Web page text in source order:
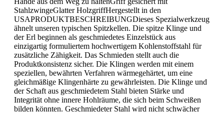
StahlzwingeGlatter HolzgriffHergestellt in den
USAPRODUKTBESCHREIBUNGDieses Spezialwerkzeug
ähnelt unseren typischen Spitzkellen. Die spitze Klinge und
der Erl beginnen als geschmiedetes Einzelstück aus
einzigartig formuliertem hochwertigem Kohlenstoffstahl für
zusätzliche Zähigkeit. Das Schmieden stellt auch die
Produktkonsistenz sicher. Die Klingen werden mit einem
speziellen, bewährten Verfahren wärmegehärtet, um eine
gleichmäßige Klingenhärte zu gewährleisten. Die Klinge und
der Schaft aus geschmiedetem Stahl bieten Stärke und
Integrität ohne innere Hohlräume, die sich beim Schweißen
bilden könnten. Geschmiedeter Stahl wird nicht schwächer